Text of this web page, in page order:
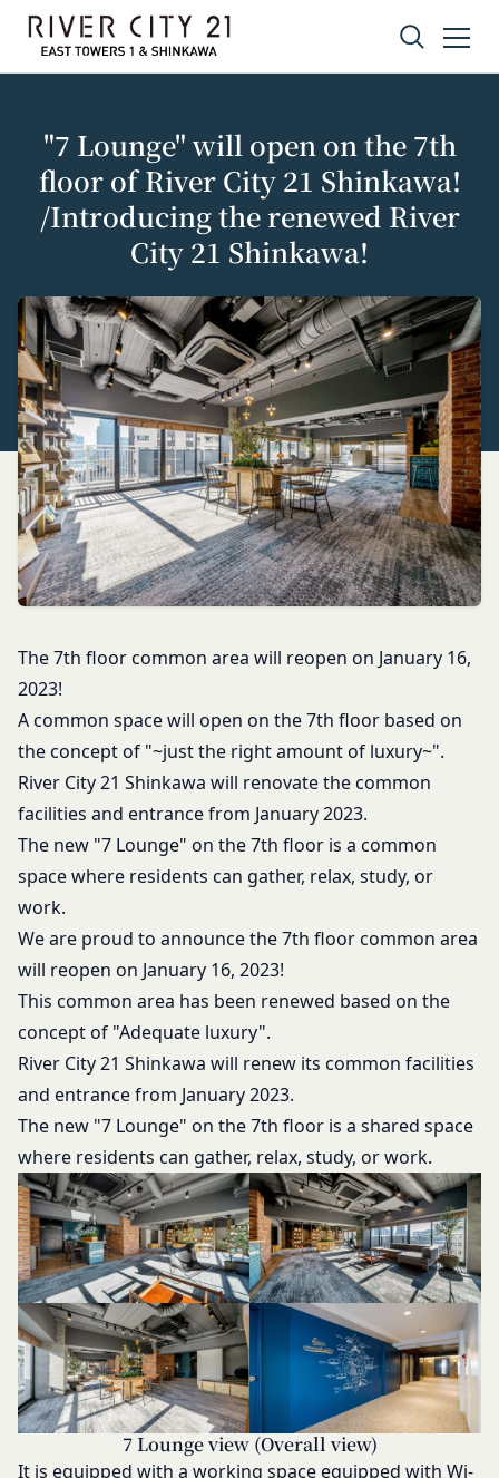
"7 Lounge" will open on the 7th
floor of River City 21 Shinkawa!
/Introducing the renewed River
City 21 Shinkawa!
The 7th floor common area will reopen on January 16,
2023!
A common space will open on the 7th floor based on
the concept of "~just the right amount of luxury~".
River City 21 Shinkawa will renovate the common
facilities and entrance from January 2023.
The new "7 Lounge" on the 7th floor is a common
space where residents can gather, relax, study, or
work.
We are proud to announce the 7th floor common area
will reopen on January 16, 2023!
This common area has been renewed based on the
concept of "Adequate luxury".
River City 21 Shinkawa will renew its common facilities
and entrance from January 2023.
The new "7 Lounge" on the 7th floor is a shared space
where residents can gather, relax, study, or work.
7 Lounge view (Overall view)
It is equipped with a working space equipped with Wi-
Privacy policy
株式会社GOYOH（以下「当社」といいます。）
は、当社が運営する各サービスにおいて、個人情報
の保護に関する法律、その他関連する法令等を遵守
するとともに、以下の方針に沿ってお客様からお預
かりした情報を取り扱い、正確性および機密性の保
持に努めます。
本文中の用語の定義は、個人情報保護法および関連
法令によります。
当社が取得する情報および取得方法
お客様から直接取得する情報
場合、以下の情報（以下「お客様情報」といいま
氏名、生年月日、性別、職業等プロフィールに関す
る情報
メールアドレス、電話番号、住所等連絡先に関する
情報
アカウントへのアクセス者の本人確認に必要なパス
ワード等のその他の情報
入力フォームその他当社が定める方法を通じてお客
当社が各サービスにおいて取得すると定めた情報
端末情報
お客様が、端末または携帯端末上で当社のサービス
を利用する場合、当社は、端末識別子およびIPアド
レスを取得する場合があります。また、当社は、お
客様が端末に関連付けた名前、端末の種類、電話番
号、国、およびユーザー名、もしくはメールアドレ
スなど、お客様が提供することを選択したその他の
あらゆる情報を取得する場合があります。
位置情報
お客様が、端末または携帯端末上で当社のサービス
を利用し、そこで位置情報を提供することを認めた
場合、当社は、お客様の位置情報を取得することが
あります。通常はお客様のブラウザや端末の設定に
より無効にすることができますが、無効にした場合
には当社のサービスの一部が利用できなくなくなる
ことがあります。
お客様のアクションに関する情報
お客様が、当社のサービスを利用する際、直接当社
に提供した情報および当社のサービスを提供してい
Terms of service
株式会社GOYOHが運営するコミュニティポータル
サイトサービス（以下「本サービス」といいま
す。）のご利用規約（以下「本規約」といいま
す。）を下記の通り定めます。
本サービスをご利用される方は、ご登録される前に
本規約を必ずお読みになり、本規約に同意いただく
必要があります。
第1条（定義）
本規約において、次の各号に掲げる用語の意義は、
「本サービス」
当社が提供するコミュニティポータルサイト及び連
「契約者」
本利用規約に基づく利用契約を当社と締結している
方をいいます。
「利用者」
本利用規約に基づき、契約者が本サービスの利用を
認めた特定の法人、団体、個人の第三者をいいま
スを利用されているものとみなします。
「会員」
本規約の内容の全てを承認いただいた上、本サービ
ス所定の手続きに従い会員登録を申請し、当社がこ
れを承認した特定の法人、団体、個人をいいます。
「登録希望者」
本サービスの利用を希望する法人、団体、個人をい
います。
「会員登録」
第4条に規定する方法に従って、登録希望者が行う
本サービスの利用登録をいいます。
「登録情報」
登録希望者及び利用者が会員登録時に登録した当社
が定める情報、本サービス利用中に当社が必要と判
断して登録を求めた情報及びこれらの情報について
利用者自身が追加、変更を行った場合の当該情報を
いいます。
「アカウント」
各会員が保有する、本サービスの利用に関する権利
の総体をいいます。
Amazonギフト券
Amazon.co.jpで使えるデジタル商品券です。
会員情報に登録されているメールアドレス宛にギフ
ト券番号を贈ります。
有効期限は発行から10年です。
ギフト券を適用する方法:
メールに記載されたギフト券番号をご用意くださ
い。
ギフト券を適用するに移動します。
ギフト券番号を入力し、ここに適用を選択します。
カスタマーサポート(0120-999-373 / 24時間対応) までお
問い合わせください。Amazonギフト券細則については、
閉じる